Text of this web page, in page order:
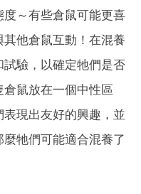
～有些倉鼠可能更喜
他倉鼠互動！在混養
驗，以確定牠們是否
鼠放在一個中性區
現出友好的興趣，並
牠們可能適合混養了